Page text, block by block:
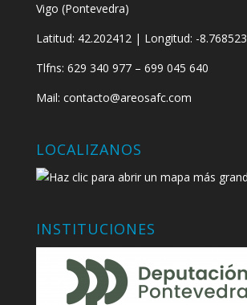
Vigo (Pontevedra)
Latitud: 42.202412 | Longitud: -8.768523
Tlfns: 629 340 977 – 699 045 640
Mail: contacto@areosafc.com
LOCALIZANOS
INSTITUCIONES